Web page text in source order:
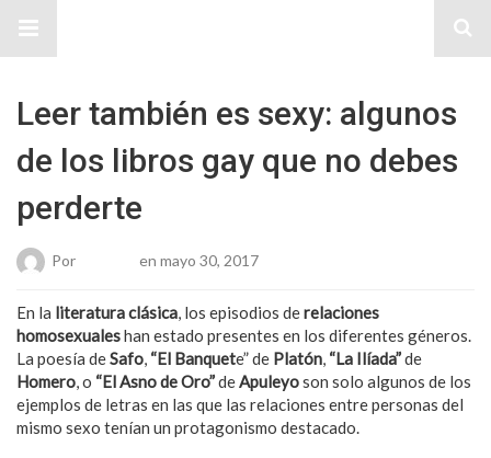
Leer también es sexy: algunos
de los libros gay que no debes
perderte
Por en mayo 30, 2017
En la literatura clásica, los episodios derelaciones
homosexualeshan estado presentes en los diferentes géneros.
La poesía deSafo, “El Banquete” de Platón, “La Ilíada”de
Homero, o “El Asno de Oro”deApuleyoson solo algunos de los
ejemplos de letras en las que las relaciones entre personas del
mismo sexo tenían un protagonismo destacado.